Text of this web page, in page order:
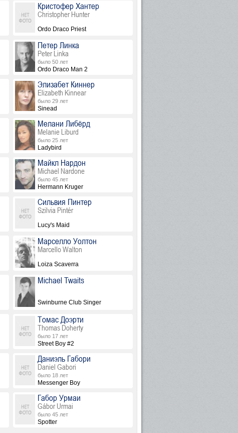
Кристофер Хантер
Christopher Hunter
Ordo Draco Priest
Петер Линка
Peter Linka
было 50 лет
Ordo Draco Man 2
Элизабет Киннер
Elizabeth Kinnear
было 29 лет
Sinead
Мелани Либёрд
Melanie Liburd
было 25 лет
Ladybird
Майкл Нардон
Michael Nardone
было 45 лет
Hermann Kruger
Сильвия Пинтер
Szilvia Pintér
Lucy's Maid
Марселло Уолтон
Marcello Walton
Loiza Scaverra
Michael Twaits
Swinburne Club Singer
Томас Доэрти
Thomas Doherty
было 17 лет
Street Boy #2
Даниэль Габори
Daniel Gabori
было 18 лет
Messenger Boy
Габор Урмаи
Gábor Urmai
было 45 лет
Spotter